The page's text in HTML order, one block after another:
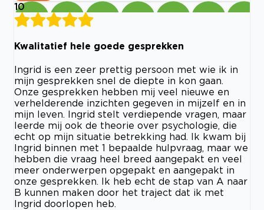
10
Kwalitatief hele goede gesprekken
Ingrid is een zeer prettig persoon met wie ik in
mijn gesprekken snel de diepte in kon gaan.
Onze gesprekken hebben mij veel nieuwe en
verhelderende inzichten gegeven in mijzelf en in
mijn leven. Ingrid stelt verdiepende vragen, maar
leerde mij ook de theorie over psychologie, die
echt op mijn situatie betrekking had. Ik kwam bij
Ingrid binnen met 1 bepaalde hulpvraag, maar we
hebben die vraag heel breed aangepakt en veel
meer onderwerpen opgepakt en aangepakt in
onze gesprekken. Ik heb echt de stap van A naar
B kunnen maken door het traject dat ik met
Ingrid doorlopen heb.